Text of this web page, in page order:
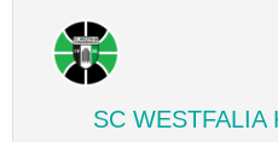
SC WESTFALIA